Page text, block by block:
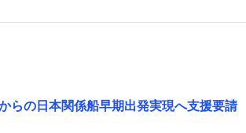
らの日本関係船早期出発実現へ支援要請